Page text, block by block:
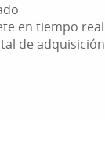
en tiempo real
de adquisición